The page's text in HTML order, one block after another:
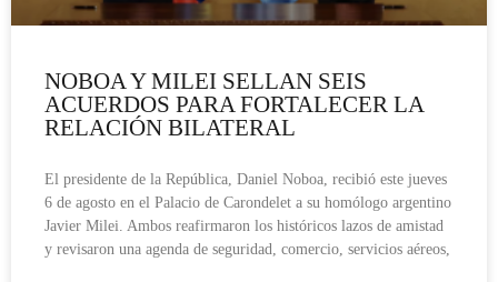
NOBOA Y MILEI SELLAN SEIS
ACUERDOS PARA FORTALECER LA
RELACIÓN BILATERAL
El presidente de la República, Daniel Noboa, recibió este jueves
6 de agosto en el Palacio de Carondelet a su homólogo argentino
Javier Milei. Ambos reafirmaron los históricos lazos de amistad
y revisaron una agenda de seguridad, comercio, servicios aéreos,